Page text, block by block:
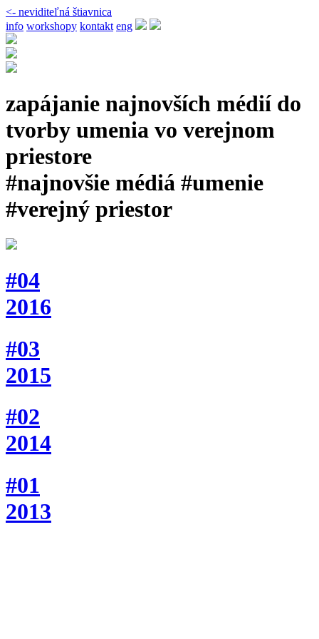
<- neviditeľná štiavnica
info workshopy kontakt eng
zapájanie najnovších médií do
tvorby umenia vo verejnom
priestore
#najnovšie médiá #umenie
#verejný priestor
#04
2016
#03
2015
#02
2014
#01
2013